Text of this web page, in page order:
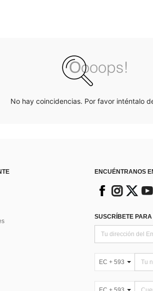
No hay coincidencias. Por favor inténtalo
ENCUÉNTRANOS
SUSCRÍBETE
EC + 593